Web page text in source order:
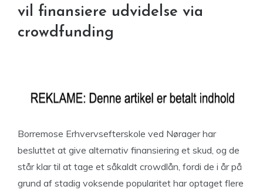
vil finansiere udvidelse via
crowdfunding
Borremose Erhvervsefterskole ved Nørager har
besluttet at give alternativ finansiering et skud, og de
står klar til at tage et såkaldt crowdlån, fordi de i år på
grund af stadig voksende popularitet har optaget flere